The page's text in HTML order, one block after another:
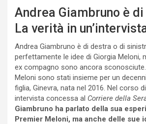
Andrea Giambruno è
La verità in
Andrea Giambruno è di destra o di
perfettamente le idee di Giorgia Meloni,
ex compagno sono ancora
Meloni sono stati insieme per un
figlia, Ginevra, nata nel 2016. Nel corso
intervista concessa al Corriere della
Giambruno ha parlato della sua
Premier Meloni, ma anche delle sue